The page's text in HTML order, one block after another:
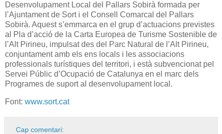
Desenvolupament Local del Pallars Sobirà formada per
l’Ajuntament de Sort i el Consell Comarcal del Pallars
Sobirà. Aquest s’emmarca en el grup d’actuacions previstes
al Pla d’acció de la Carta Europea de Turisme Sostenible de
l’Alt Pirineu, impulsat des del Parc Natural de l’Alt Pirineu,
conjuntament amb els ens locals i les associacions
professionals turístiques del territori, i està subvencionat pel
Servei Públic d’Ocupació de Catalunya en el marc dels
Programes de suport al desenvolupament local.
Font: www.sort.cat
Cap comentari: